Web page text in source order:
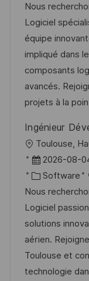
a
t
i
o
n
s
t
e
d
D
a
t
a
t
e
g
o
r
y
Nous
Logiciel
équipe
impliqué dans
composants
avancés.
projets à la
Ingénieur
L
o
c
a
t
i
o
n
Toulouse,
P
o
s
t
e
d
D
a
2026-08-
C
a
t
e
g
o
r
Software
Nous
Logiciel
solutions
aérien.
Toulouse et
technologie